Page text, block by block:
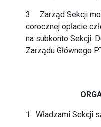
3. Zarząd Sekcji
corocznej opłacie
na subkonto Sekcji.
Zarządu Głównego
1. Władzami Sekcji